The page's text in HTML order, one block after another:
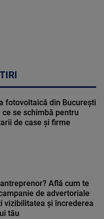
fotovoltaică din București
ce se schimbă pentru
de case și firme
Află cum te
de advertoriale
vizibilitatea și încrederea
tău